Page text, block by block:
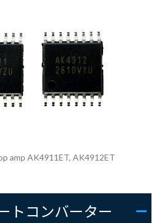
amp AK4911ET, AK4912ET
トコンバーター